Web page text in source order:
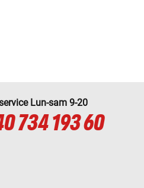
Lun-sam 9-20
734 193 60